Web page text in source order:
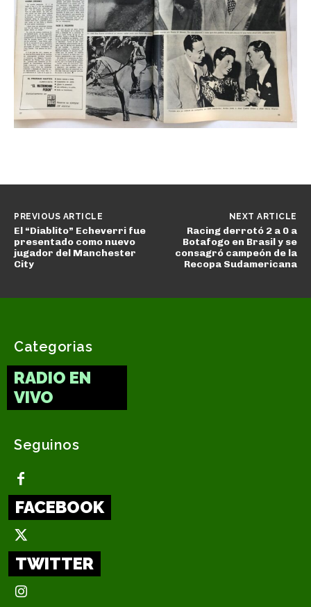
PREVIOUS ARTICLE
El “Diablito” Echeverri fue
presentado como nuevo
jugador del Manchester
City
NEXT ARTICLE
Racing derrotó 2 a 0 a
Botafogo en Brasil y se
consagró campeón de la
Recopa Sudamericana
Categorias
RADIO EN
VIVO
Seguinos
FACEBOOK
TWITTER